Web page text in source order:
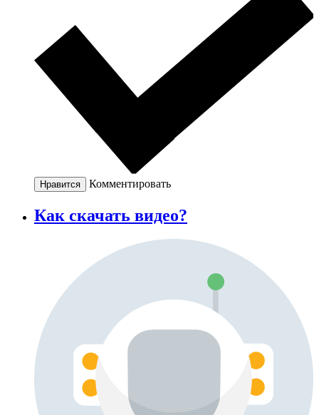
Нравится Комментировать
Как скачать видео?